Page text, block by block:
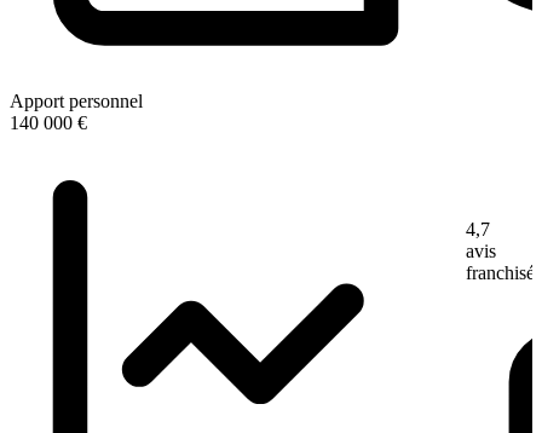
Apport personnel
140 000 €
4,7
avis
franchisé